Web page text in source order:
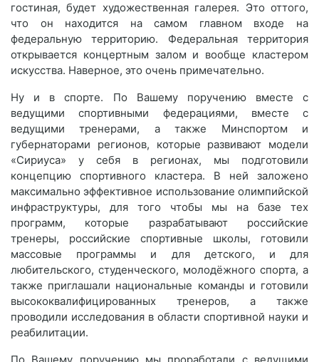
гостиная, будет художественная галерея. Это оттого,
что он находится на самом главном входе на
федеральную территорию. Федеральная территория
открывается концертным залом и вообще кластером
искусства. Наверное, это очень примечательно.
Ну и в спорте. По Вашему поручению вместе с
ведущими спортивными федерациями, вместе с
ведущими тренерами, а также Минспортом и
губернаторами регионов, которые развивают модели
«Сириуса» у себя в регионах, мы подготовили
концепцию спортивного кластера. В ней заложено
максимально эффективное использование олимпийской
инфраструктуры, для того чтобы мы на базе тех
программ, которые разрабатывают российские
тренеры, российские спортивные школы, готовили
массовые программы и для детского, и для
любительского, студенческого, молодёжного спорта, а
также приглашали национальные команды и готовили
высококвалифицированных тренеров, а также
проводили исследования в области спортивной науки и
реабилитации.